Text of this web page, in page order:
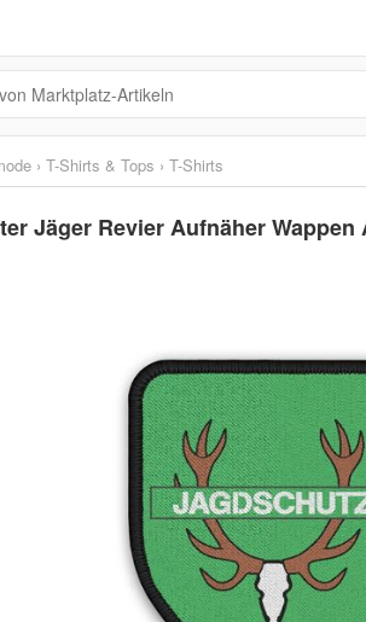
› T-Shirts & Tops › T-Shirts
Jäger Revier Aufnäher Wappen